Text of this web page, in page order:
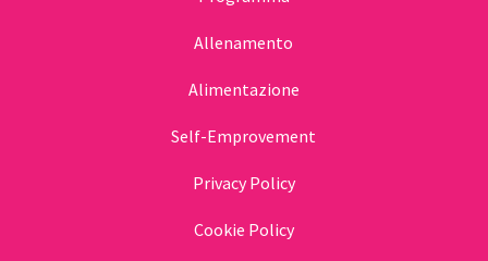
Allenamento
Alimentazione
Self-Emprovement
Privacy Policy
Cookie Policy